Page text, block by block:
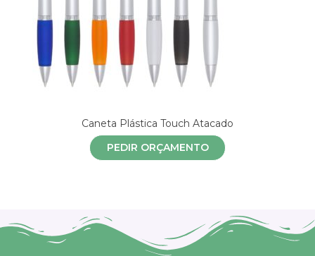
Caneta Plástica Touch Atacado
PEDIR ORÇAMENTO